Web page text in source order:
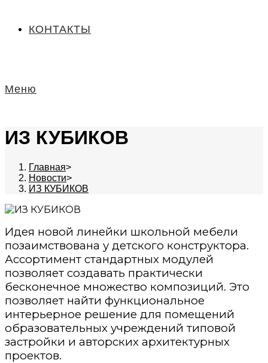
КОНТАКТЫ
Меню
ИЗ КУБИКОВ
Главная>
Новости>
ИЗ КУБИКОВ
Идея новой линейки школьной мебели
позаимствована у детского конструктора.
Ассортимент стандартных модулей
позволяет создавать практически
бесконечное множество композиций. Это
позволяет найти функциональное
интерьерное решение для помещений
образовательных учреждений типовой
застройки и авторских архитектурных
проектов.